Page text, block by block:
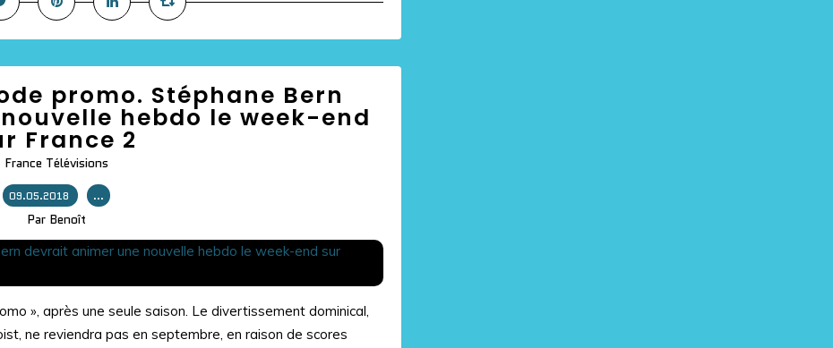
promo. Stéphane Bern
hebdo le week-end
France 2
France Télévisions
09.05.2018 …
Par Benoît
», après une seule saison. Le divertissement dominical,
ne reviendra pas en septembre, en raison de scores